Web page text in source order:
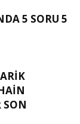
5 SORU 5
SON